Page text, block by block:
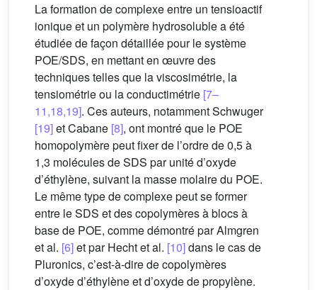
La formation de complexe entre un tensioactif
ionique et un polymère hydrosoluble a été
étudiée de façon détaillée pour le système
POE/SDS, en mettant en œuvre des
techniques telles que la viscosimétrie, la
tensiométrie ou la conductimétrie [7–
11,18,19]. Ces auteurs, notamment Schwuger
[19]et Cabane [8], ont montré que le POE
homopolymère peut fixer de l’ordre de 0,5 à
1,3 molécules de SDS par unité d’oxyde
d’éthylène, suivant la masse molaire du POE.
Le même type de complexe peut se former
entre le SDS et des copolymères à blocs à
base de POE, comme démontré par Almgren
et al. [6]et par Hecht et al. [10]dans le cas de
Pluronics, c’est-à-dire de copolymères
d’oxyde d’éthylène et d’oxyde de propylène.